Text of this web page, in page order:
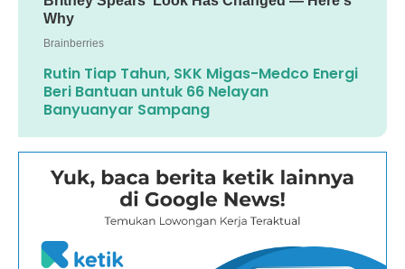
Rutin Tiap Tahun, SKK Migas-Medco Energi
Beri Bantuan untuk 66 Nelayan
Banyuanyar Sampang